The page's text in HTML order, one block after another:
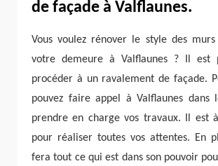
de façade à Valflaunes.
Vous voulez rénover le style des
votre demeure à Valflaunes ? Il est
procéder à un ravalement de façade.
pouvez faire appel à Valflaunes dans
prendre en charge vos travaux. Il est
pour réaliser toutes vos attentes. En
fera tout ce qui est dans son pouvoir